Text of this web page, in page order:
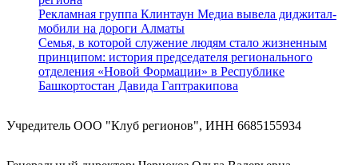
Рекламная группа Клинтаун Медиа вывела диджитал-
мобили на дороги Алматы
Семья, в которой служение людям стало жизненным
принципом: история председателя регионального
отделения «Новой Формации» в Республике
Башкортостан Давида Гаптракипова
Учредитель ООО "Клуб регионов", ИНН 6685155934